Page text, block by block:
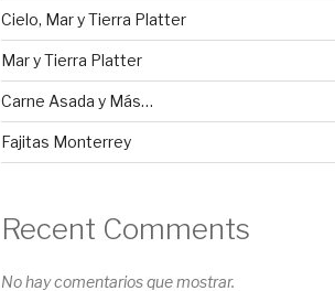
Cielo, Mar y Tierra Platter
Mar y Tierra Platter
Carne Asada y Más…
Fajitas Monterrey
Recent Comments
No hay comentarios que mostrar.